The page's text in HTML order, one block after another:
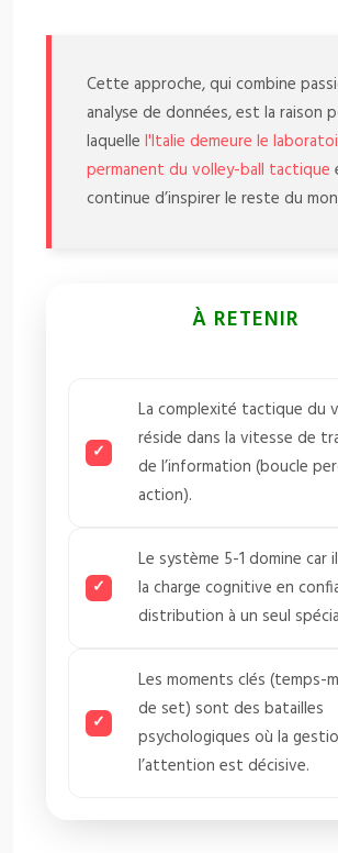
Cette approche, qui combine
analyse de données, est la raison
laquelle l'Italie demeure le
permanent du volley-ball tactique
continue d’inspirer le reste du
À RETENIR
La complexité tactique du
réside dans la vitesse de
de l’information (boucle
action).
Le système 5-1 domine car
la charge cognitive en
distribution à un seul
Les moments clés (temps-
de set) sont des batailles
psychologiques où la
l’attention est décisive.